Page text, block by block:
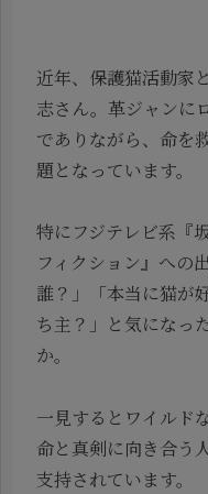
近年、保護猫活動家
志さん。革ジャンに
でありながら、命を
題となっています。
特にフジテレビ系『
フィクション』への
誰？」「本当に猫が
ち主？」と気になっ
か。
一見するとワイルド
命と真剣に向き合う
支持されています。